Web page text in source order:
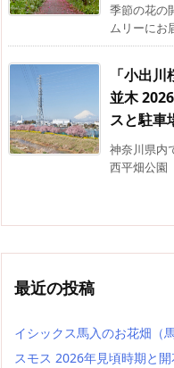
季節の花の
ムリーにお
「小出
並木
スと駐車
神奈川県内
西平畑公園
最近の投稿
イシックス馬入のお花畑（
スモス 2026年見頃時期と